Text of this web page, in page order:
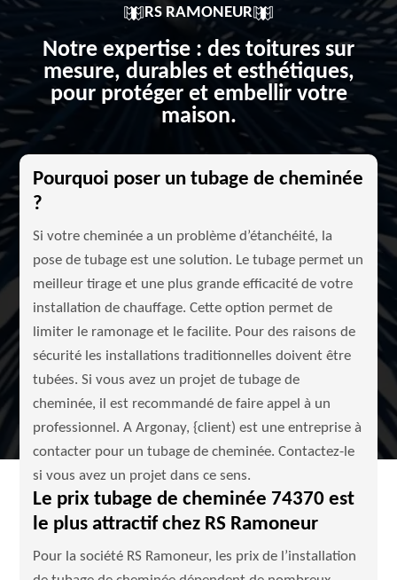
RS RAMONEUR
Notre expertise : des toitures sur
mesure, durables et esthétiques,
pour protéger et embellir votre
maison.
Pourquoi poser un tubage de cheminée
?
Si votre cheminée a un problème d’étanchéité, la
pose de tubage est une solution. Le tubage permet un
meilleur tirage et une plus grande efficacité de votre
installation de chauffage. Cette option permet de
limiter le ramonage et le facilite. Pour des raisons de
sécurité les installations traditionnelles doivent être
tubées. Si vous avez un projet de tubage de
cheminée, il est recommandé de faire appel à un
professionnel. A Argonay, {client) est une entreprise à
contacter pour un tubage de cheminée. Contactez-le
si vous avez un projet dans ce sens.
Le prix tubage de cheminée 74370 est
le plus attractif chez RS Ramoneur
Pour la société RS Ramoneur, les prix de l’installation